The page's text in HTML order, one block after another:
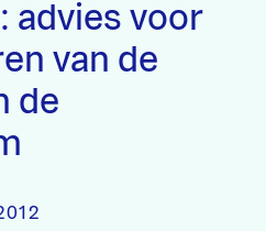
advies voor
van de
de